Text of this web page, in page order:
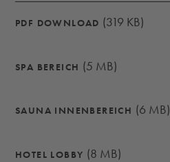
PDF DOWNLOAD (319 KB)
SPA BEREICH (5 MB)
SAUNA INNENBEREICH (6 MB)
HOTEL LOBBY (8 MB)